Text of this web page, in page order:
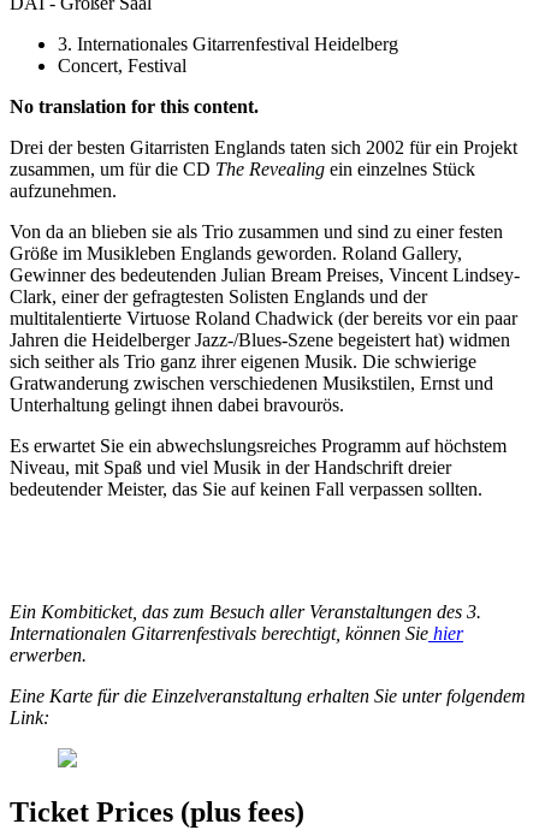
3. Internationales Gitarrenfestival Heidelberg
Concert, Festival
No translation for this content.
Drei der besten Gitarristen Englands taten sich 2002 für ein Projekt
zusammen, um für die CD The Revealing ein einzelnes Stück
aufzunehmen.
Von da an blieben sie als Trio zusammen und sind zu einer festen
Größe im Musikleben Englands geworden. Roland Gallery,
Gewinner des bedeutenden Julian Bream Preises, Vincent Lindsey-
Clark, einer der gefragtesten Solisten Englands und der
multitalentierte Virtuose Roland Chadwick (der bereits vor ein paar
Jahren die Heidelberger Jazz-/Blues-Szene begeistert hat) widmen
sich seither als Trio ganz ihrer eigenen Musik. Die schwierige
Gratwanderung zwischen verschiedenen Musikstilen, Ernst und
Unterhaltung gelingt ihnen dabei bravourös.
Es erwartet Sie ein abwechslungsreiches Programm auf höchstem
Niveau, mit Spaß und viel Musik in der Handschrift dreier
bedeutender Meister, das Sie auf keinen Fall verpassen sollten.
Ein Kombiticket, das zum Besuch aller Veranstaltungen des 3.
Internationalen Gitarrenfestivals berechtigt, können Sie hier
erwerben.
Eine Karte für die Einzelveranstaltung erhalten Sie unter folgendem
Link:
Ticket Prices (plus fees)